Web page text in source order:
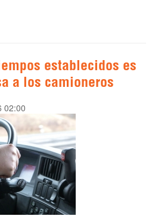
establecidos es
a los camioneros
02:00